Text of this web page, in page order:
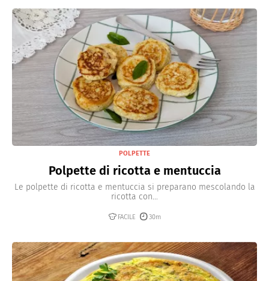
POLPETTE
Polpette di ricotta e mentuccia
Le polpette di ricotta e mentuccia si preparano mescolando la
ricotta con...
FACILE 30m